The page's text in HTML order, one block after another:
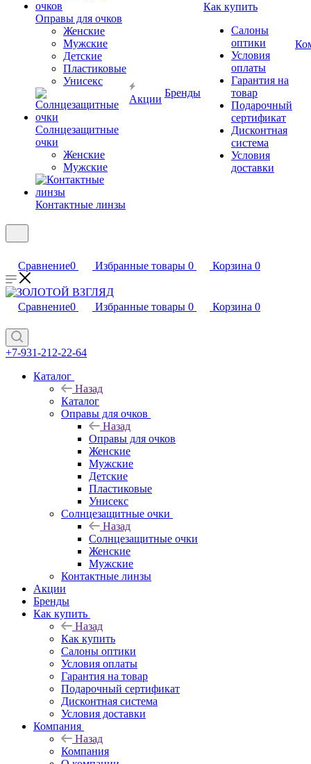
Оправы для очков
Женские
Мужские
Детские
Пластиковые
Унисекс
Солнцезащитные
очки
Женские
Мужские
Контактные линзы
Акции
Бренды
Как купить
Салоны
оптики
Условия
оплаты
Гарантия на
товар
Подарочный
сертификат
Дисконтная
система
Условия
доставки
Сравнение0 Избранные товары 0 Корзина 0
Сравнение0 Избранные товары 0 Корзина 0
+7-931-212-22-64
Каталог
Назад
Каталог
Оправы для очков
Назад
Оправы для очков
Женские
Мужские
Детские
Пластиковые
Унисекс
Солнцезащитные очки
Назад
Солнцезащитные очки
Женские
Мужские
Контактные линзы
Акции
Бренды
Как купить
Назад
Как купить
Салоны оптики
Условия оплаты
Гарантия на товар
Подарочный сертификат
Дисконтная система
Условия доставки
Компания
Назад
Компания